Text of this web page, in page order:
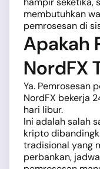
membutuhkan
pemrosesan di
Apakah
NordFX
Ya. Pemrosesan
NordFX bekerja
hari libur.
Ini adalah salah
kripto
tradisional yang
perbankan,